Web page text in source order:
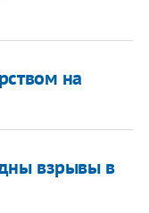
на
взрывы в